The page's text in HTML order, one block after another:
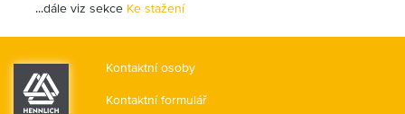
...dále viz sekce Ke stažení
Kontaktní osoby
Kontaktní formulář